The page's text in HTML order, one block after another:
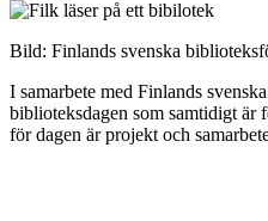
Bild: Finlands svenska
I samarbete med Finlands
biblioteksdagen som samtidigt är
för dagen är projekt och